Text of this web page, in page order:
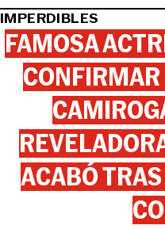
IMPERDIBLES
FAMOSA
ACABÓ TRAS